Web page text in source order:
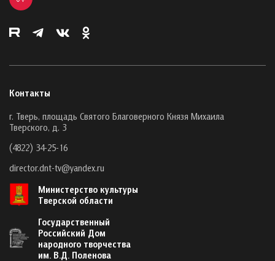
Контакты
г. Тверь, площадь Святого Благоверного Князя Михаила
Тверского, д. 3
(4822) 34-25-16
director.dnt-tv@yandex.ru
Министерство культуры
Тверской области
Государственный
Российский Дом
народного творчества
им. В.Д. Поленова